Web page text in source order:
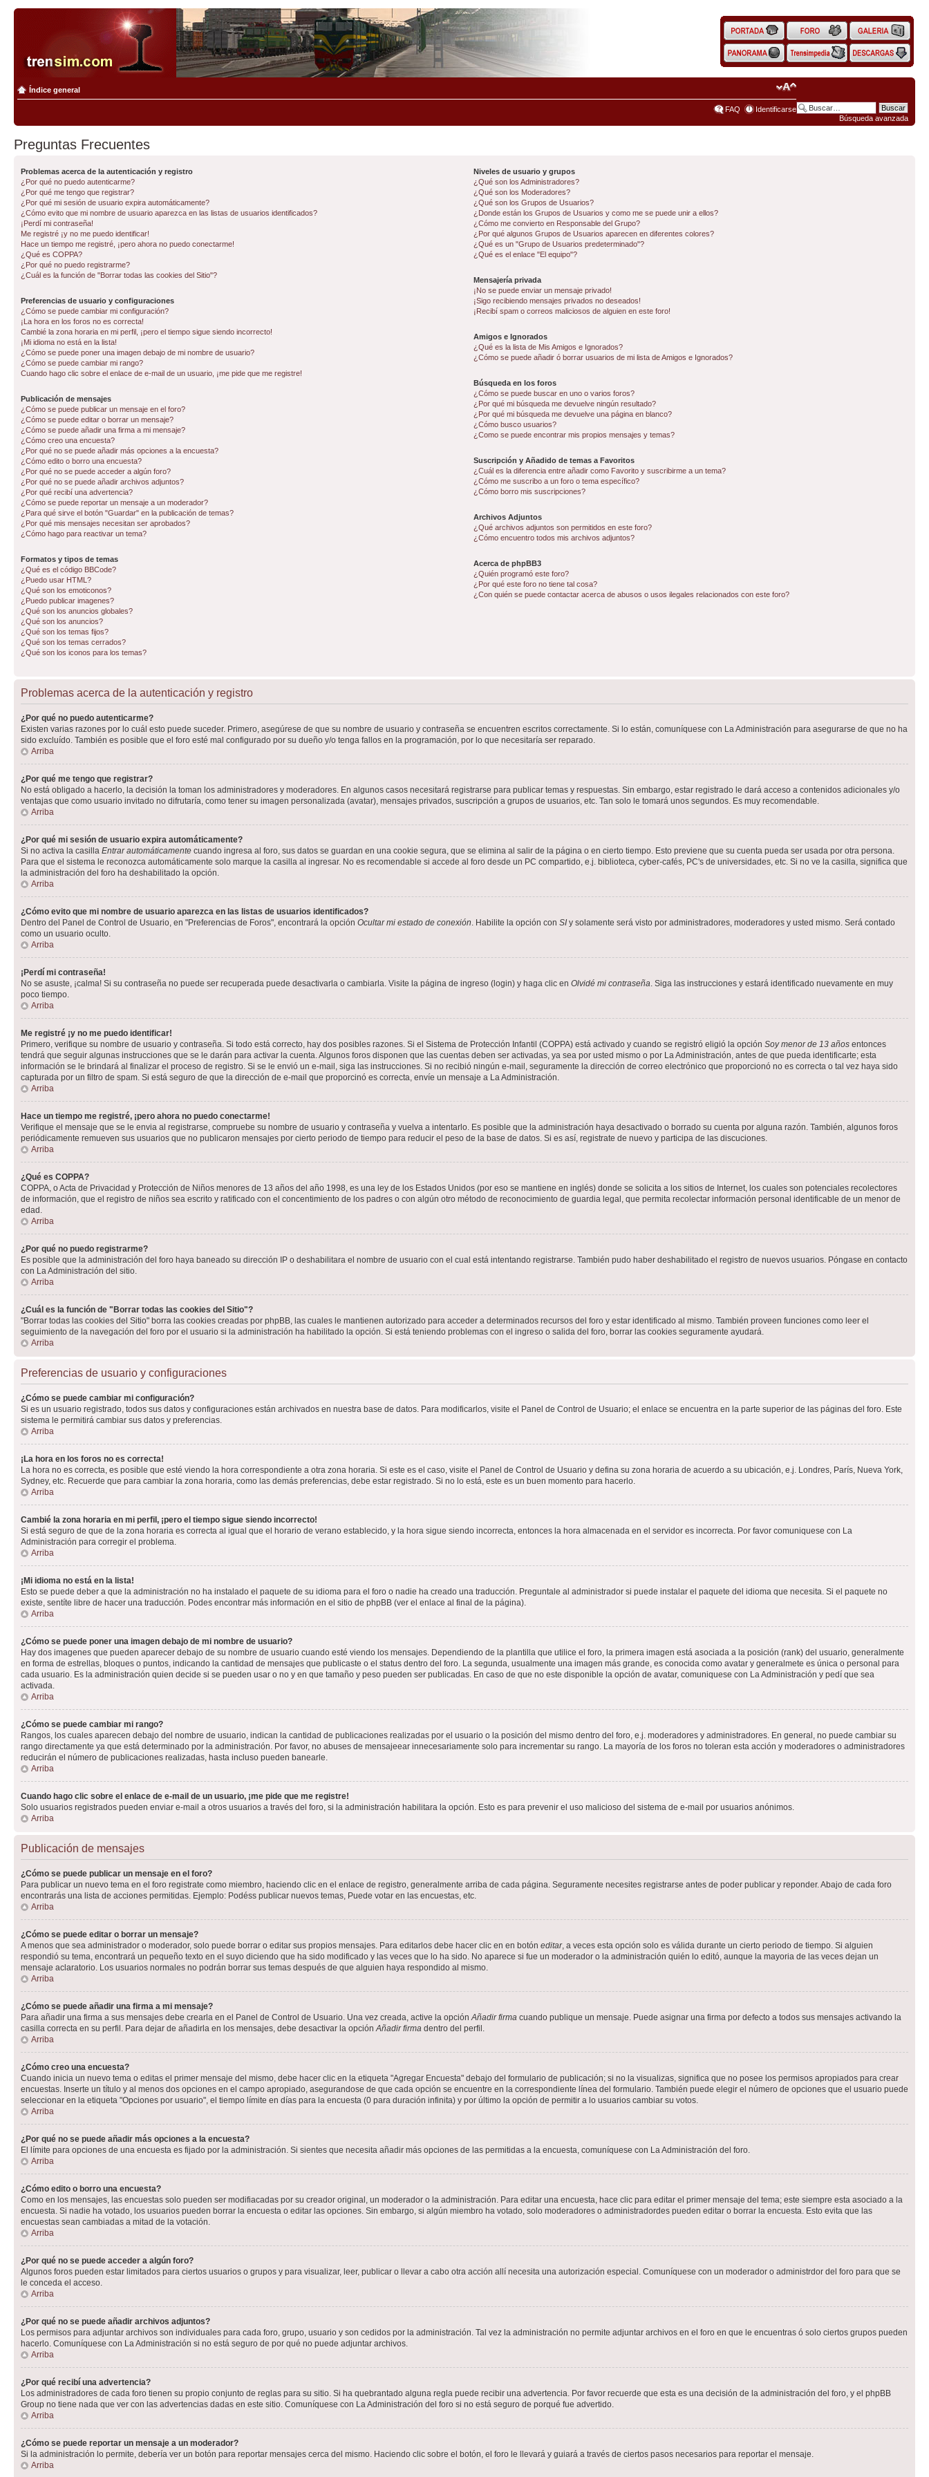
Búsqueda avanzada
Índice general
FAQ Identificarse
Preguntas Frecuentes
Problemas acerca de la autenticación y registro
¿Por qué no puedo autenticarme?
¿Por qué me tengo que registrar?
¿Por qué mi sesión de usuario expira automáticamente?
¿Cómo evito que mi nombre de usuario aparezca en las listas de usuarios identificados?
¡Perdí mi contraseña!
Me registré ¡y no me puedo identificar!
Hace un tiempo me registré, ¡pero ahora no puedo conectarme!
¿Qué es COPPA?
¿Por qué no puedo registrarme?
¿Cuál es la función de "Borrar todas las cookies del Sitio"?
Preferencias de usuario y configuraciones
¿Cómo se puede cambiar mi configuración?
¡La hora en los foros no es correcta!
Cambié la zona horaria en mi perfil, ¡pero el tiempo sigue siendo incorrecto!
¡Mi idioma no está en la lista!
¿Cómo se puede poner una imagen debajo de mi nombre de usuario?
¿Cómo se puede cambiar mi rango?
Cuando hago clic sobre el enlace de e-mail de un usuario, ¡me pide que me registre!
Publicación de mensajes
¿Cómo se puede publicar un mensaje en el foro?
¿Cómo se puede editar o borrar un mensaje?
¿Cómo se puede añadir una firma a mi mensaje?
¿Cómo creo una encuesta?
¿Por qué no se puede añadir más opciones a la encuesta?
¿Cómo edito o borro una encuesta?
¿Por qué no se puede acceder a algún foro?
¿Por qué no se puede añadir archivos adjuntos?
¿Por qué recibí una advertencia?
¿Cómo se puede reportar un mensaje a un moderador?
¿Para qué sirve el botón "Guardar" en la publicación de temas?
¿Por qué mis mensajes necesitan ser aprobados?
¿Cómo hago para reactivar un tema?
Formatos y tipos de temas
¿Qué es el código BBCode?
¿Puedo usar HTML?
¿Qué son los emoticonos?
¿Puedo publicar imagenes?
¿Qué son los anuncios globales?
¿Qué son los anuncios?
¿Qué son los temas fijos?
¿Qué son los temas cerrados?
¿Qué son los iconos para los temas?
Niveles de usuario y grupos
¿Qué son los Administradores?
¿Qué son los Moderadores?
¿Qué son los Grupos de Usuarios?
¿Donde están los Grupos de Usuarios y como me se puede unir a ellos?
¿Cómo me convierto en Responsable del Grupo?
¿Por qué algunos Grupos de Usuarios aparecen en diferentes colores?
¿Qué es un "Grupo de Usuarios predeterminado"?
¿Qué es el enlace "El equipo"?
Mensajería privada
¡No se puede enviar un mensaje privado!
¡Sigo recibiendo mensajes privados no deseados!
¡Recibí spam o correos maliciosos de alguien en este foro!
Amigos e Ignorados
¿Qué es la lista de Mis Amigos e Ignorados?
¿Cómo se puede añadir ó borrar usuarios de mi lista de Amigos e Ignorados?
Búsqueda en los foros
¿Cómo se puede buscar en uno o varios foros?
¿Por qué mi búsqueda me devuelve ningún resultado?
¿Por qué mi búsqueda me devuelve una página en blanco?
¿Cómo busco usuarios?
¿Como se puede encontrar mis propios mensajes y temas?
Suscripción y Añadido de temas a Favoritos
¿Cuál es la diferencia entre añadir como Favorito y suscribirme a un tema?
¿Cómo me suscribo a un foro o tema específico?
¿Cómo borro mis suscripciones?
Archivos Adjuntos
¿Qué archivos adjuntos son permitidos en este foro?
¿Cómo encuentro todos mis archivos adjuntos?
Acerca de phpBB3
¿Quién programó este foro?
¿Por qué este foro no tiene tal cosa?
¿Con quién se puede contactar acerca de abusos o usos ilegales relacionados con este foro?
Problemas acerca de la autenticación y registro
¿Por qué no puedo autenticarme?
Existen varias razones por lo cuál esto puede suceder. Primero, asegúrese de que su nombre de usuario y contraseña se encuentren escritos correctamente. Si lo están, comuníquese con La Administración para asegurarse de que no ha
sido excluído. También es posible que el foro esté mal configurado por su dueño y/o tenga fallos en la programación, por lo que necesitaría ser reparado.
Arriba
¿Por qué me tengo que registrar?
No está obligado a hacerlo, la decisión la toman los administradores y moderadores. En algunos casos necesitará registrarse para publicar temas y respuestas. Sin embargo, estar registrado le dará acceso a contenidos adicionales y/o
ventajas que como usuario invitado no difrutaría, como tener su imagen personalizada (avatar), mensajes privados, suscripción a grupos de usuarios, etc. Tan solo le tomará unos segundos. Es muy recomendable.
Arriba
¿Por qué mi sesión de usuario expira automáticamente?
Si no activa la casilla Entrar automáticamente cuando ingresa al foro, sus datos se guardan en una cookie segura, que se elimina al salir de la página o en cierto tiempo. Esto previene que su cuenta pueda ser usada por otra persona.
Para que el sistema le reconozca automáticamente solo marque la casilla al ingresar. No es recomendable si accede al foro desde un PC compartido, e.j. biblioteca, cyber-cafés, PC's de universidades, etc. Si no ve la casilla, significa que
la administración del foro ha deshabilitado la opción.
Arriba
¿Cómo evito que mi nombre de usuario aparezca en las listas de usuarios identificados?
Dentro del Panel de Control de Usuario, en "Preferencias de Foros", encontrará la opción Ocultar mi estado de conexión. Habilite la opción con SI y solamente será visto por administradores, moderadores y usted mismo. Será contado
como un usuario oculto.
Arriba
¡Perdí mi contraseña!
No se asuste, ¡calma! Si su contraseña no puede ser recuperada puede desactivarla o cambiarla. Visite la página de ingreso (login) y haga clic en Olvidé mi contraseña. Siga las instrucciones y estará identificado nuevamente en muy
poco tiempo.
Arriba
Me registré ¡y no me puedo identificar!
Primero, verifique su nombre de usuario y contraseña. Si todo está correcto, hay dos posibles razones. Si el Sistema de Protección Infantil (COPPA) está activado y cuando se registró eligió la opción Soy menor de 13 años entonces
tendrá que seguir algunas instrucciones que se le darán para activar la cuenta. Algunos foros disponen que las cuentas deben ser activadas, ya sea por usted mismo o por La Administración, antes de que pueda identificarte; esta
información se le brindará al finalizar el proceso de registro. Si se le envió un e-mail, siga las instrucciones. Si no recibió ningún e-mail, seguramente la dirección de correo electrónico que proporcionó no es correcta o tal vez haya sido
capturada por un filtro de spam. Si está seguro de que la dirección de e-mail que proporcinó es correcta, envíe un mensaje a La Administración.
Arriba
Hace un tiempo me registré, ¡pero ahora no puedo conectarme!
Verifique el mensaje que se le envia al registrarse, compruebe su nombre de usuario y contraseña y vuelva a intentarlo. Es posible que la administración haya desactivado o borrado su cuenta por alguna razón. También, algunos foros
periódicamente remueven sus usuarios que no publicaron mensajes por cierto periodo de tiempo para reducir el peso de la base de datos. Si es así, registrate de nuevo y participa de las discuciones.
Arriba
¿Qué es COPPA?
COPPA, o Acta de Privacidad y Protección de Niños menores de 13 años del año 1998, es una ley de los Estados Unidos (por eso se mantiene en inglés) donde se solicita a los sitios de Internet, los cuales son potenciales recolectores
de información, que el registro de niños sea escrito y ratificado con el concentimiento de los padres o con algún otro método de reconocimiento de guardia legal, que permita recolectar información personal identificable de un menor de
edad.
Arriba
¿Por qué no puedo registrarme?
Es posible que la administración del foro haya baneado su dirección IP o deshabilitara el nombre de usuario con el cual está intentando registrarse. También pudo haber deshabilitado el registro de nuevos usuarios. Póngase en contacto
con La Administración del sitio.
Arriba
¿Cuál es la función de "Borrar todas las cookies del Sitio"?
"Borrar todas las cookies del Sitio" borra las cookies creadas por phpBB, las cuales le mantienen autorizado para acceder a determinados recursos del foro y estar identificado al mismo. También proveen funciones como leer el
seguimiento de la navegación del foro por el usuario si la administración ha habilitado la opción. Si está teniendo problemas con el ingreso o salida del foro, borrar las cookies seguramente ayudará.
Arriba
Preferencias de usuario y configuraciones
¿Cómo se puede cambiar mi configuración?
Si es un usuario registrado, todos sus datos y configuraciones están archivados en nuestra base de datos. Para modificarlos, visite el Panel de Control de Usuario; el enlace se encuentra en la parte superior de las páginas del foro. Este
sistema le permitirá cambiar sus datos y preferencias.
Arriba
¡La hora en los foros no es correcta!
La hora no es correcta, es posible que esté viendo la hora correspondiente a otra zona horaria. Si este es el caso, visite el Panel de Control de Usuario y defina su zona horaria de acuerdo a su ubicación, e.j. Londres, París, Nueva York,
Sydney, etc. Recuerde que para cambiar la zona horaria, como las demás preferencias, debe estar registrado. Si no lo está, este es un buen momento para hacerlo.
Arriba
Cambié la zona horaria en mi perfil, ¡pero el tiempo sigue siendo incorrecto!
Si está seguro de que de la zona horaria es correcta al igual que el horario de verano establecido, y la hora sigue siendo incorrecta, entonces la hora almacenada en el servidor es incorrecta. Por favor comuniquese con La
Administración para corregir el problema.
Arriba
¡Mi idioma no está en la lista!
Esto se puede deber a que la administración no ha instalado el paquete de su idioma para el foro o nadie ha creado una traducción. Preguntale al administrador si puede instalar el paquete del idioma que necesita. Si el paquete no
existe, sentíte libre de hacer una traducción. Podes encontrar más información en el sitio de phpBB (ver el enlace al final de la página).
Arriba
¿Cómo se puede poner una imagen debajo de mi nombre de usuario?
Hay dos imagenes que pueden aparecer debajo de su nombre de usuario cuando esté viendo los mensajes. Dependiendo de la plantilla que utilice el foro, la primera imagen está asociada a la posición (rank) del usuario, generalmente
en forma de estrellas, bloques o puntos, indicando la cantidad de mensajes que publicaste o el status dentro del foro. La segunda, usualmente una imagen más grande, es conocida como avatar y generalmete es única o personal para
cada usuario. Es la administración quien decide si se pueden usar o no y en que tamaño y peso pueden ser publicadas. En caso de que no este disponible la opción de avatar, comuniquese con La Administración y pedí que sea
activada.
Arriba
¿Cómo se puede cambiar mi rango?
Rangos, los cuales aparecen debajo del nombre de usuario, indican la cantidad de publicaciones realizadas por el usuario o la posición del mismo dentro del foro, e.j. moderadores y administradores. En general, no puede cambiar su
rango directamente ya que está determinado por la administración. Por favor, no abuses de mensajeear innecesariamente solo para incrementar su rango. La mayoría de los foros no toleran esta acción y moderadores o administradores
reducirán el número de publicaciones realizadas, hasta incluso pueden banearle.
Arriba
Cuando hago clic sobre el enlace de e-mail de un usuario, ¡me pide que me registre!
Solo usuarios registrados pueden enviar e-mail a otros usuarios a través del foro, si la administración habilitara la opción. Esto es para prevenir el uso malicioso del sistema de e-mail por usuarios anónimos.
Arriba
Publicación de mensajes
¿Cómo se puede publicar un mensaje en el foro?
Para publicar un nuevo tema en el foro registrate como miembro, haciendo clic en el enlace de registro, generalmente arriba de cada página. Seguramente necesites registrarse antes de poder publicar y reponder. Abajo de cada foro
encontrarás una lista de acciones permitidas. Ejemplo: Podéss publicar nuevos temas, Puede votar en las encuestas, etc.
Arriba
¿Cómo se puede editar o borrar un mensaje?
A menos que sea administrador o moderador, solo puede borrar o editar sus propios mensajes. Para editarlos debe hacer clic en en botón editar, a veces esta opción solo es válida durante un cierto periodo de tiempo. Si alguien
respondió su tema, encontrará un pequeño texto en el suyo diciendo que ha sido modificado y las veces que lo ha sido. No aparece si fue un moderador o la administración quién lo editó, aunque la mayoria de las veces dejan un
mensaje aclaratorio. Los usuarios normales no podrán borrar sus temas después de que alguien haya respondido al mismo.
Arriba
¿Cómo se puede añadir una firma a mi mensaje?
Para añadir una firma a sus mensajes debe crearla en el Panel de Control de Usuario. Una vez creada, active la opciónAñadir firma cuando publique un mensaje. Puede asignar una firma por defecto a todos sus mensajes activando la
casilla correcta en su perfil. Para dejar de añadirla en los mensajes, debe desactivar la opciónAñadir firma dentro del perfil.
Arriba
¿Cómo creo una encuesta?
Cuando inicia un nuevo tema o editas el primer mensaje del mismo, debe hacer clic en la etiqueta "Agregar Encuesta" debajo del formulario de publicación; si no la visualizas, significa que no posee los permisos apropiados para crear
encuestas. Inserte un título y al menos dos opciones en el campo apropiado, asegurandose de que cada opción se encuentre en la correspondiente línea del formulario. También puede elegir el número de opciones que el usuario puede
seleccionar en la etiqueta "Opciones por usuario", el tiempo límite en días para la encuesta (0 para duración infinita) y por último la opción de permitir a lo usuarios cambiar su votos.
Arriba
¿Por qué no se puede añadir más opciones a la encuesta?
El límite para opciones de una encuesta es fijado por la administración. Si sientes que necesita añadir más opciones de las permitidas a la encuesta, comuníquese con La Administración del foro.
Arriba
¿Cómo edito o borro una encuesta?
Como en los mensajes, las encuestas solo pueden ser modifiacadas por su creador original, un moderador o la administración. Para editar una encuesta, hace clic para editar el primer mensaje del tema; este siempre esta asociado a la
encuesta. Si nadie ha votado, los usuarios pueden borrar la encuesta o editar las opciones. Sin embargo, si algún miembro ha votado, solo moderadores o administradordes pueden editar o borrar la encuesta. Esto evita que las
encuestas sean cambiadas a mitad de la votación.
Arriba
¿Por qué no se puede acceder a algún foro?
Algunos foros pueden estar limitados para ciertos usuarios o grupos y para visualizar, leer, publicar o llevar a cabo otra acción allí necesita una autorización especial. Comuníquese con un moderador o administrdor del foro para que se
le conceda el acceso.
Arriba
¿Por qué no se puede añadir archivos adjuntos?
Los permisos para adjuntar archivos son individuales para cada foro, grupo, usuario y son cedidos por la administración. Tal vez la administración no permite adjuntar archivos en el foro en que le encuentras ó solo ciertos grupos pueden
hacerlo. Comuníquese con La Administración si no está seguro de por qué no puede adjuntar archivos.
Arriba
¿Por qué recibí una advertencia?
Los administradores de cada foro tienen su propio conjunto de reglas para su sitio. Si ha quebrantado alguna regla puede recibir una advertencia. Por favor recuerde que esta es una decisión de la administración del foro, y el phpBB
Group no tiene nada que ver con las advertencias dadas en este sitio. Comuníquese con La Administración del foro si no está seguro de porqué fue advertido.
Arriba
¿Cómo se puede reportar un mensaje a un moderador?
Si la administración lo permite, debería ver un botón para reportar mensajes cerca del mismo. Haciendo clic sobre el botón, el foro le llevará y guiará a través de ciertos pasos necesarios para reportar el mensaje.
Arriba